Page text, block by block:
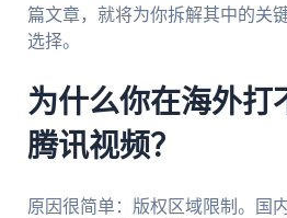
篇文章，就将为你拆解其中的关
选择。
为什么你在海外打
腾讯视频？
原因很简单：版权区域限制。国